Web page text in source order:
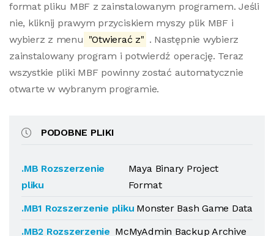
format pliku MBF z zainstalowanym programem. Jeśli
nie, kliknij prawym przyciskiem myszy plik MBF i
wybierz z menu "Otwierać z" . Następnie wybierz
zainstalowany program i potwierdź operację. Teraz
wszystkie pliki MBF powinny zostać automatycznie
otwarte w wybranym programie.
PODOBNE PLIKI
.MB Rozszerzenie
pliku
Maya Binary Project
Format
.MB1 Rozszerzenie pliku Monster Bash Game Data
.MB2 Rozszerzenie McMyAdmin Backup Archive